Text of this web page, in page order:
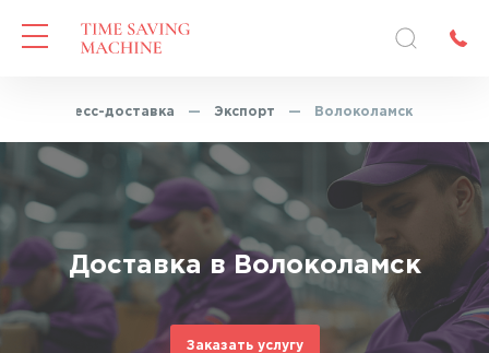
Экспресс-доставка — Экспорт — Волоколамск
Доставка в Волоколамск
Заказать услугу